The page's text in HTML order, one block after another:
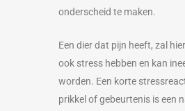
onderscheid te maken.
Een dier dat pijn heeft, zal
ook stress hebben en kan
worden. Een korte
prikkel of gebeurtenis is een